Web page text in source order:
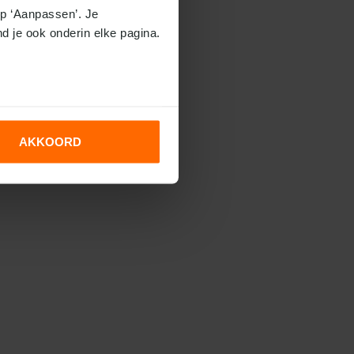
Je
je ook onderin elke pagina.
AKKOORD